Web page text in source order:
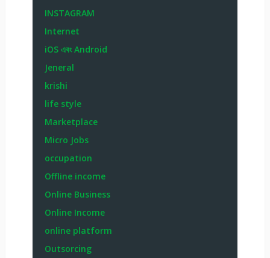
INSTAGRAM
Internet
iOS এবং Android
Jeneral
krishi
life style
Marketplace
Micro Jobs
occupation
Offline income
Online Business
Online Income
online platform
Outsorcing